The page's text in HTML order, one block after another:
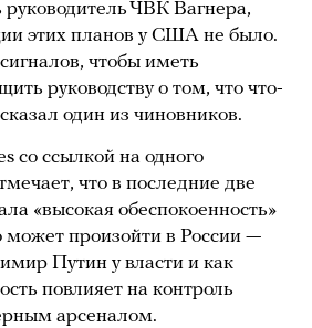
руководитель ЧВК Вагнера,
этих планов у США не было.
чтобы иметь
руководству о том, что что-
один из чиновников.
со ссылкой на одного
что в последние две
«высокая обеспокоенность»
может произойти в России —
Путин у власти и как
повлияет на контроль
арсеналом.